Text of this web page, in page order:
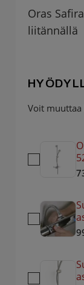
Oras
liitännällä
Voit muuttaa